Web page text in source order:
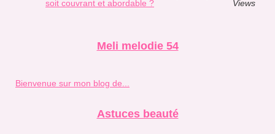
soit couvrant et abordable ?
Views
Meli melodie 54
Bienvenue sur mon blog de...
Astuces beauté